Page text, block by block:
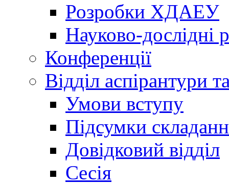
Розробки ХДАЕУ
Науково-дослідні
Конференції
Відділ аспірантури
Умови вступу
Підсумки
Довідковий відділ
Сесія